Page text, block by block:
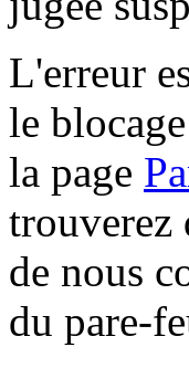
L'erreur
le
la page
trouverez
de nous
du pare-